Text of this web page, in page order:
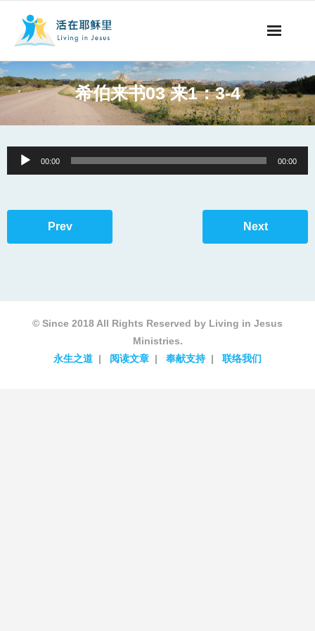
事工概要
阅读文章
希伯来书03 来1：3-4
Audio
Player
00:00 00:00
Prev Next
© Since 2018 All Rights Reserved by Living in Jesus
Ministries.
永生之道
阅读文章 奉献支持 联络我们